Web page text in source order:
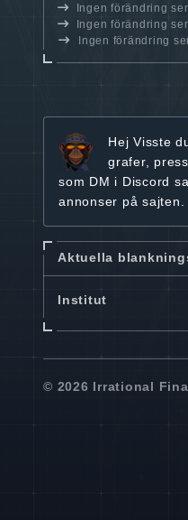
Ingen förändring
Ingen förändring
Ingen förändring
Hej Visste
grafer,
som DM i Discord
annonser på sajten.
Aktuella
Institut
© 2026 Irrational